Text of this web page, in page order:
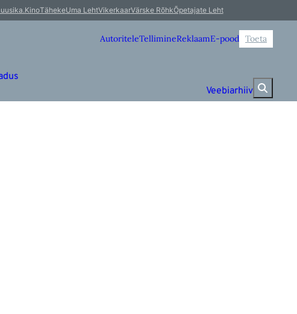
TähekeUma LehtVikerkaarVärske RõhkÕpetajate Leht
AutoriteleTellimineReklaamE-pood Toeta
Veebiarhiiv